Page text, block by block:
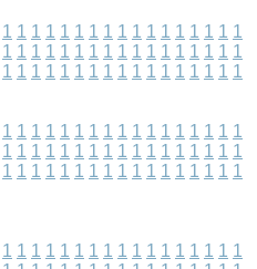
1 1 1 1 1 1 1 1 1 1 1 1 1 1 1 1 1
1 1 1 1 1 1 1 1 1 1 1 1 1 1 1 1 1
1 1 1 1 1 1 1 1 1 1 1 1 1 1 1 1 1
1 1 1 1 1 1 1 1 1 1 1 1 1 1 1 1 1
1 1 1 1 1 1 1 1 1 1 1 1 1 1 1 1 1
1 1 1 1 1 1 1 1 1 1 1 1 1 1 1 1 1
1 1 1 1 1 1 1 1 1 1 1 1 1 1 1 1 1